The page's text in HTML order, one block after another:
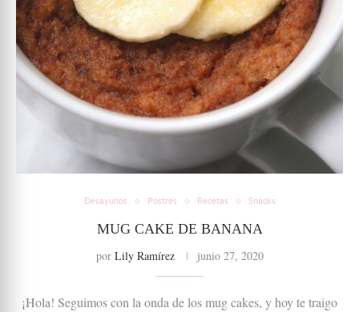
Desayunos Postres Recetas Snacks
MUG CAKE DE BANANA
por Lily Ramírez junio 27, 2020
¡Hola! Seguimos con la onda de los mug cakes, y hoy te traigo